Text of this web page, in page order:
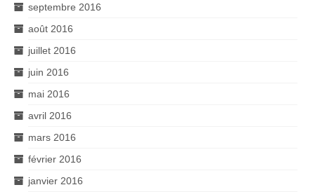
septembre 2016
août 2016
juillet 2016
juin 2016
mai 2016
avril 2016
mars 2016
février 2016
janvier 2016